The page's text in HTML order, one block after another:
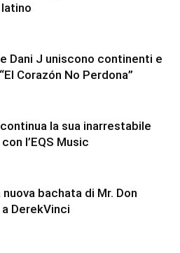
e Dani J uniscono continenti e
Corazón No Perdona”
continua la sua inarrestabile
l’EQS Music
nuova bachata di Mr. Don
DerekVinci